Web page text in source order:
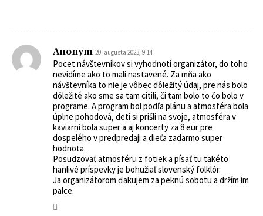
Anonym 20. augusta 2023, 9:14
Pocet návštevníkov si vyhodnotí organizátor, do toho
nevidíme ako to mali nastavené. Za mňa ako
návštevníka to nie je vôbec dôležitý údaj, pre nás bolo
dôležité ako sme sa tam cítili, či tam bolo to čo bolo v
programe. A program bol podľa plánu a atmosféra bola
úplne pohodová, deti si prišli na svoje, atmosféra v
kaviarni bola super a aj koncerty za 8 eur pre
dospelého v predpredaji a dieťa zadarmo super
hodnota.
Posudzovať atmosféru z fotiek a písať tu takéto
hanlivé príspevky je bohužiaľ slovenský folklór.
Ja organizátorom ďakujem za peknú sobotu a držím im
palce.